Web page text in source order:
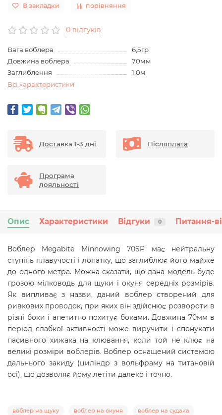
В закладки порівняння
0 відгуків
Вага воблера
6,5гр
Довжина воблера
70мм
Заглиблення
1,0м
Всі характеристики
Доставка 1-3 дні Післяплата
Програма
лояльності
Опис Характеристики Відгуки 0 Питання-
Воблер Megabite Minnowing 70SP має нейтральну
ступінь плавучості і лопатку, що заглиблює його майже
до одного метра. Можна сказати, що дана модель буде
грозою мілководь для щуки і окуня середніх розмірів.
Як випливає з назви, даний воблер створений для
ривкових проводок, при яких він здійснює розвороти в
різні боки і апетитно похитує боками. Довжина 70мм в
період слабкої активності може виручити і спонукати
пасивного хижака на клювання, коли той не клює на
великі розміри воблерів. Воблер оснащений системою
дальнього закиду (циліндр з вольфраму на титановій
осі), що дозволяє йому летіти далеко і точно.
воблер на щуку воблер на окуня воблер на судака